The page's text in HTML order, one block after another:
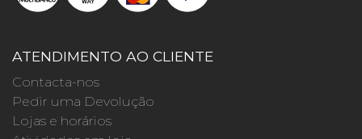
ATENDIMENTO AO CLIENTE
Contacta-nos
Pedir uma Devolução
Lojas e horários